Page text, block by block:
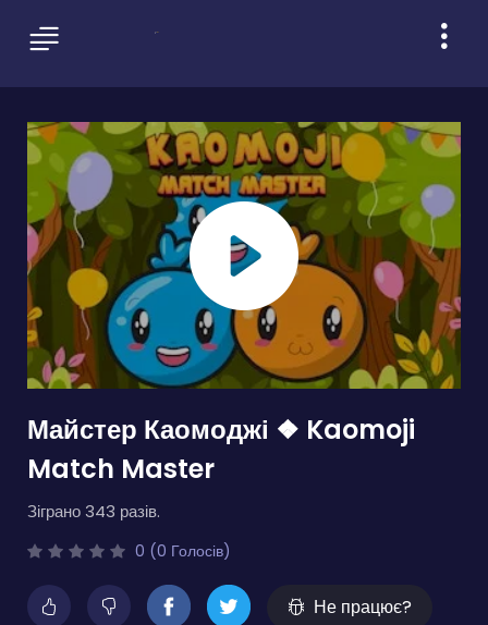
Майстер Каомоджі ❖ Kaomoji
Match Master
Зіграно 343 разів.
0 (0 Голосів)
Не працює?